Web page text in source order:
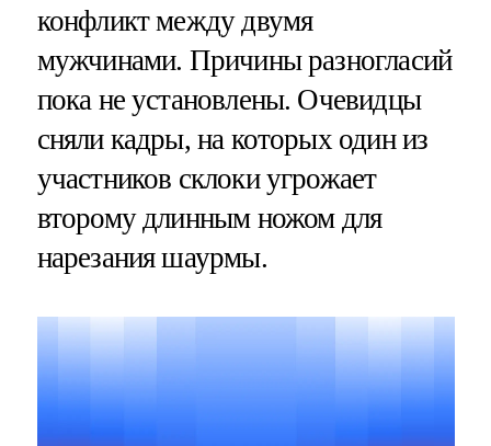
конфликт между двумя
мужчинами. Причины разногласий
пока не установлены. Очевидцы
сняли кадры, на которых один из
участников склоки угрожает
второму длинным ножом для
нарезания шаурмы.